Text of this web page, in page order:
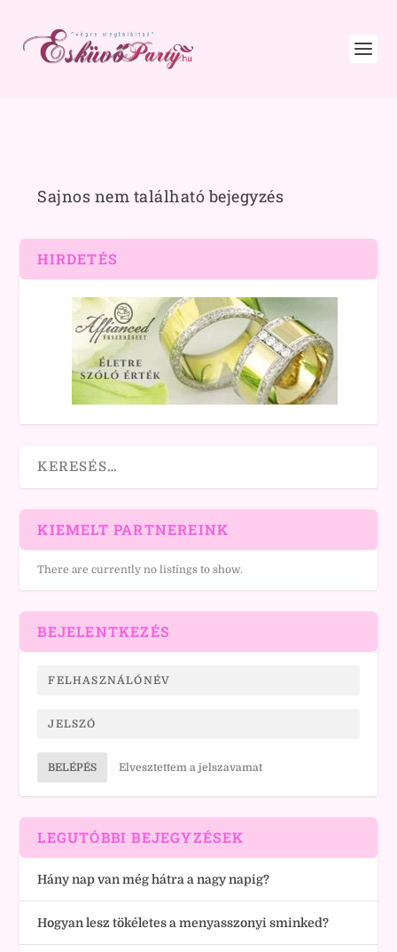
Sajnos nem található bejegyzés
HIRDETÉS
KIEMELT PARTNEREINK
There are currently no listings to show.
BEJELENTKEZÉS
BELÉPÉS Elvesztettem a jelszavamat
LEGUTÓBBI BEJEGYZÉSEK
Hány nap van még hátra a nagy napig?
Hogyan lesz tökéletes a menyasszonyi sminked?